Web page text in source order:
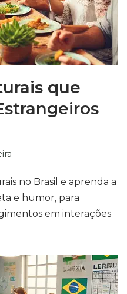
que
no Brasil e aprenda a
e humor, para
em interações